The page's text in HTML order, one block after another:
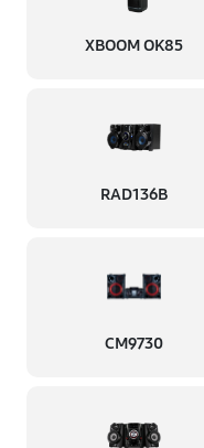
XBOOM OK85
RAD136B
CM9730